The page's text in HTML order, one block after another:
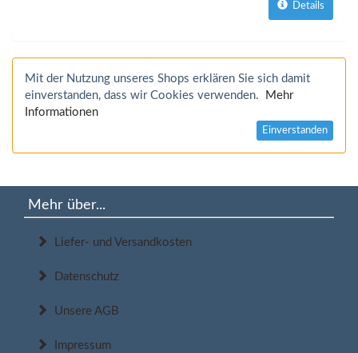
Details
Mit der Nutzung unseres Shops erklären Sie sich damit
einverstanden, dass wir Cookies verwenden.
Mehr
Informationen
Einverstanden
Mehr über...
Liefer- und Versandkosten
Datenschutz
Unsere AGB
Impressum